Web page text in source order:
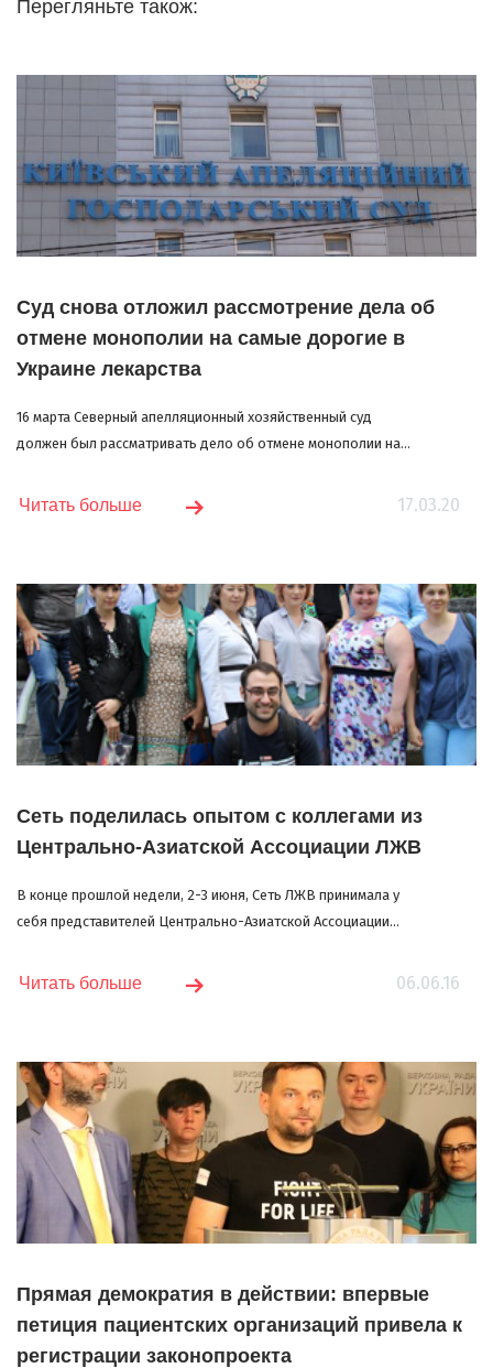
Перегляньте також:
Суд снова отложил рассмотрение дела об
отмене монополии на самые дорогие в
Украине лекарства
16 марта Северный апелляционный хозяйственный суд
должен был рассматривать дело об отмене монополии на...
17.03.20
Читать больше
Сеть поделилась опытом с коллегами из
Центрально-Азиатской Ассоциации ЛЖВ
В конце прошлой недели, 2-3 июня, Сеть ЛЖВ принимала у
себя представителей Центрально-Азиатской Ассоциации...
06.06.16
Читать больше
Прямая демократия в действии: впервые
петиция пациентских организаций привела к
регистрации законопроекта